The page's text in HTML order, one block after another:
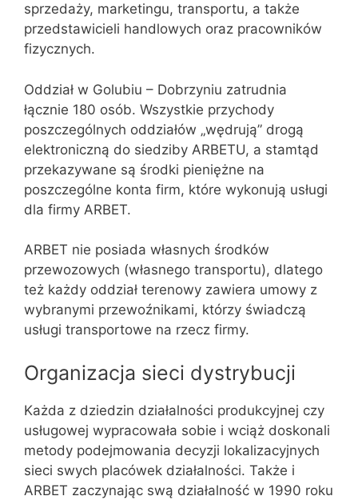
sprzedaży, marketingu, transportu, a także
przedstawicieli handlowych oraz pracowników
fizycznych.
Oddział w Golubiu – Dobrzyniu zatrudnia
łącznie 180 osób. Wszystkie przychody
poszczególnych oddziałów „wędrują” drogą
elektroniczną do siedziby ARBETU, a stamtąd
przekazywane są środki pieniężne na
poszczególne konta firm, które wykonują usługi
dla firmy ARBET.
ARBET nie posiada własnych środków
przewozowych (własnego transportu), dlatego
też każdy oddział terenowy zawiera umowy z
wybranymi przewoźnikami, którzy świadczą
usługi transportowe na rzecz firmy.
Organizacja sieci dystrybucji
Każda z dziedzin działalności produkcyjnej czy
usługowej wypracowała sobie i wciąż doskonali
metody podejmowania decyzji lokalizacyjnych
sieci swych placówek działalności. Także i
ARBET zaczynając swą działalność w 1990 roku